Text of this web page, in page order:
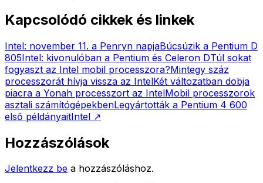
Kapcsolódó cikkek és linkek
Intel: november 11. a Penryn napjaBúcsúzik a Pentium D
805Intel: kivonulóban a Pentium és Celeron DTúl sokat
fogyaszt az Intel mobil processzora?Mintegy száz
processzorát hívja vissza az IntelKét változatban dobja
piacra a Yonah processzort az IntelMobil processzorok
asztali számítógépekbenLegyártották a Pentium 4 600
első példányaitIntel ↗
Hozzászólások
Jelentkezz be a hozzászóláshoz.